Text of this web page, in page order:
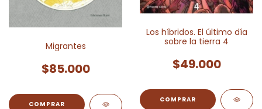
Migrantes
$85.000
Los híbridos. El último día
sobre la tierra 4
$49.000